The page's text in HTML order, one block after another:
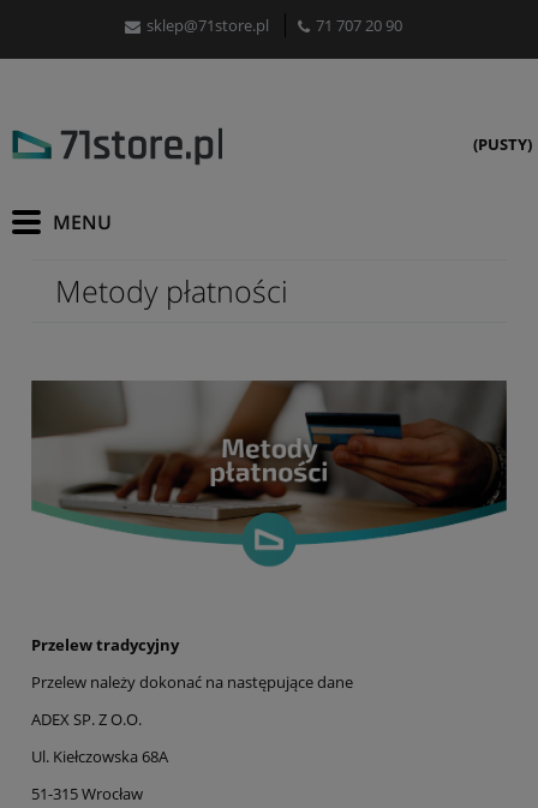
sklep@71store.pl 71 707 20 90
(PUSTY)
Metody płatności
Przelew tradycyjny
Przelew należy dokonać na następujące dane
ADEX SP. Z O.O.
Ul. Kiełczowska 68A
51-315 Wrocław